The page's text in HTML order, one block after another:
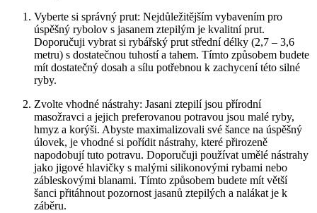
Vyberte‍ si správný prut: Nejdůležitějším vybavením pro
úspěšný ⁢rybolov s jasanem ztepilým je kvalitní prut.
Doporučuji vybrat si rybářský prut střední‌ délky (2,7 – 3,6
metru) s dostatečnou ​tuhostí a tahem. Tímto způsobem budete
mít ‍dostatečný dosah‌ a sílu potřebnou k zachycení ⁢této silné
ryby.
Zvolte vhodné nástrahy: Jasani ztepilí⁤ jsou přírodní
masožravci a jejich preferovanou potravou jsou malé ryby,
hmyz a korýši. Abyste maximalizovali své šance na úspěšný
úlovek, je⁤ vhodné si pořídit nástrahy, které přirozeně
napodobují tuto ⁣potravu. Doporučuji​ používat umělé nástrahy
jako jigové hlavičky s malými ​silikonovými rybami nebo
‍zábleskovými blanami. Tímto způsobem budete mít větší
šanci‌ přitáhnout pozornost jasanů ztepilých a ⁤nalákat je k
⁤záběru.